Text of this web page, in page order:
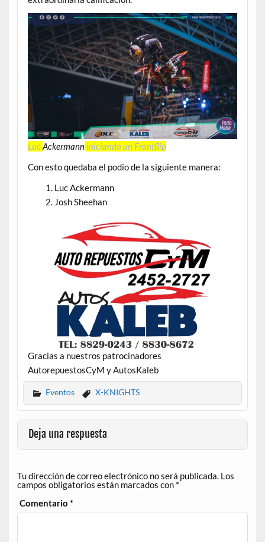
LucAckermanniniciando un Frontflip
Con esto quedaba el podio de la siguiente manera:
Luc Ackermann
Josh Sheehan
Gracias a nuestros patrocinadores
AutorepuestosCyM y AutosKaleb
Eventos X-KNIGHTS
Deja una respuesta
Tu dirección de correo electrónico no será publicada. Los
campos obligatorios están marcados con *
Comentario*